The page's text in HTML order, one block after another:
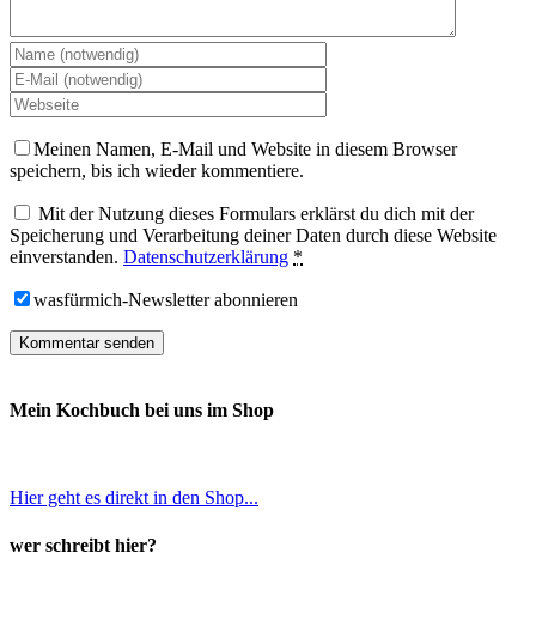
Meinen Namen, E-Mail und Website in diesem Browser
speichern, bis ich wieder kommentiere.
Mit der Nutzung dieses Formulars erklärst du dich mit der
Speicherung und Verarbeitung deiner Daten durch diese Website
einverstanden. Datenschutzerklärung *
wasfürmich-Newsletter abonnieren
Mein Kochbuch bei uns im Shop
Hier geht es direkt in den Shop...
wer schreibt hier?